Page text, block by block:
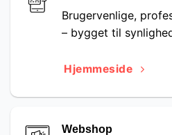
Brugervenlige,
– bygget til
Hjemmeside
Webshop